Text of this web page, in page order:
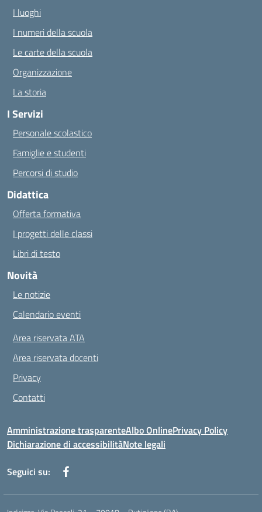
I luoghi
I numeri della scuola
Le carte della scuola
Organizzazione
La storia
I Servizi
Personale scolastico
Famiglie e studenti
Percorsi di studio
Didattica
Offerta formativa
I progetti delle classi
Libri di testo
Novità
Le notizie
Calendario eventi
Area riservata ATA
Area riservata docenti
Privacy
Contatti
Amministrazione trasparenteAlbo OnlinePrivacy Policy
Dichiarazione di accessibilitàNote legali
Seguici su: